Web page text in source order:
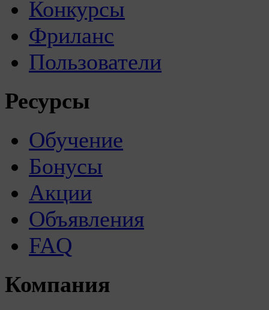
Конкурсы
Фриланс
Пользователи
Ресурсы
Обучение
Бонусы
Акции
Объявления
FAQ
Компания